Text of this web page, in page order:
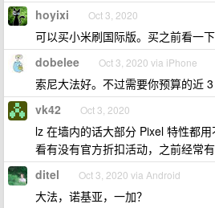
hoyixi Oct 3, 2020
可以买小米刷国际版。买之前看一
dobelee Oct 3, 2020 via iPhone
索尼大法好。不过需要你预算的近 3
vk42 Oct 3, 2020
lz 在墙内的话大部分 Pixel 特性都
看有没有官方折扣活动，之前经常
ditel Oct 3, 2020 via Android
大法，诺基亚，一加？